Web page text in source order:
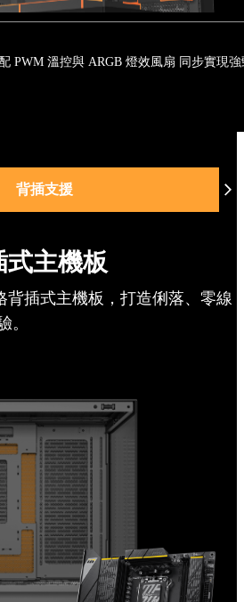
PWM 溫控與 ARGB 燈效風扇 同步實現強
背插支援
搭載 Type-C
內部佈局
式主機板
背插式主機板，打造俐落、零線
。